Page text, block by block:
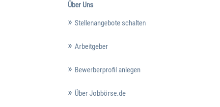
Über Uns
Stellenangebote schalten
Arbeitgeber
Bewerberprofil anlegen
Über Jobbörse.de